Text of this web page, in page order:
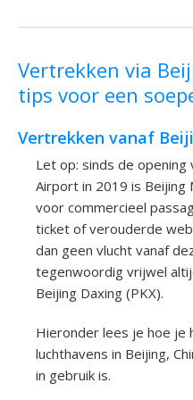
Vertrekken via
tips voor een
Vertrekken vanaf
Let op: sinds de opening
Airport in 2019 is Beijing
voor commercieel
ticket of verouderde
dan geen vlucht vanaf
tegenwoordig vrijwel
Beijing Daxing (PKX).
Hieronder lees je hoe je
luchthavens in Beijing,
in gebruik is.